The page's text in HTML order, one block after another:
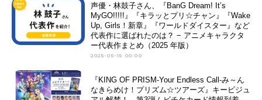
声優・林鼓子さん、『BanG Dream! It’s
MyGO!!!!!』『キラッとプリ☆チャン』『Wake
Up, Girls！新章』『ワールドダイスター』など
代表作に選ばれたのは？ − アニメキャラクタ
ー代表作まとめ（2025 年版）
2025-05-15 00:00
『KING OF PRISM-Your Endless Call-み～ん
なきらめけ！プリズム☆ツアーズ』キービジュ